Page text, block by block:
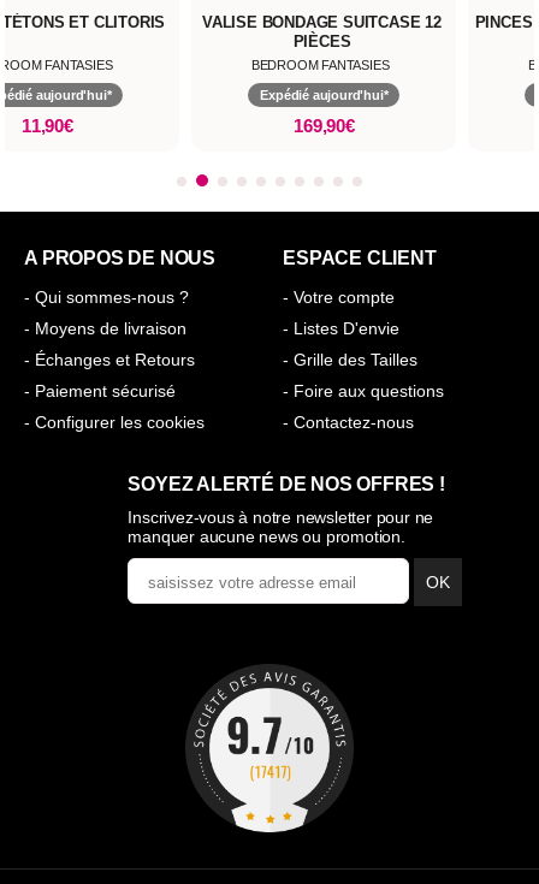
ET CLITORIS
FANTASIES
aujourd'hui*
11,90€
VALISE BONDAGE SUITCASE 12
PIÈCES
BEDROOM FANTASIES
Expédié aujourd'hui*
169,90€
PINCES
A PROPOS DE NOUS
- Qui sommes-nous ?
- Moyens de livraison
- Échanges et Retours
- Paiement sécurisé
- Configurer les cookies
ESPACE CLIENT
- Votre compte
- Listes D'envie
- Grille des Tailles
- Foire aux questions
- Contactez-nous
SOYEZ ALERTÉ DE NOS OFFRES !
Inscrivez-vous à notre newsletter pour ne
manquer aucune news ou promotion.
OK